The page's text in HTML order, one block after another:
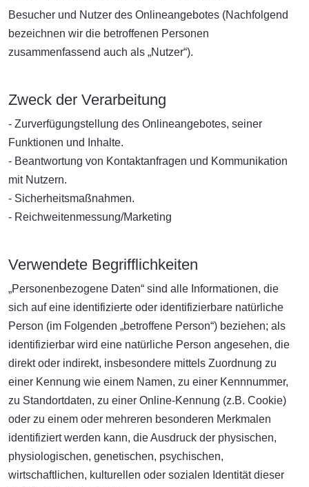
Besucher und Nutzer des Onlineangebotes (Nachfolgend
bezeichnen wir die betroffenen Personen
zusammenfassend auch als „Nutzer“).
Zweck der Verarbeitung
- Zurverfügungstellung des Onlineangebotes, seiner
Funktionen und Inhalte.
- Beantwortung von Kontaktanfragen und Kommunikation
mit Nutzern.
- Sicherheitsmaßnahmen.
- Reichweitenmessung/Marketing
Verwendete Begrifflichkeiten
„Personenbezogene Daten“ sind alle Informationen, die
sich auf eine identifizierte oder identifizierbare natürliche
Person (im Folgenden „betroffene Person“) beziehen; als
identifizierbar wird eine natürliche Person angesehen, die
direkt oder indirekt, insbesondere mittels Zuordnung zu
einer Kennung wie einem Namen, zu einer Kennnummer,
zu Standortdaten, zu einer Online-Kennung (z.B. Cookie)
oder zu einem oder mehreren besonderen Merkmalen
identifiziert werden kann, die Ausdruck der physischen,
physiologischen, genetischen, psychischen,
wirtschaftlichen, kulturellen oder sozialen Identität dieser